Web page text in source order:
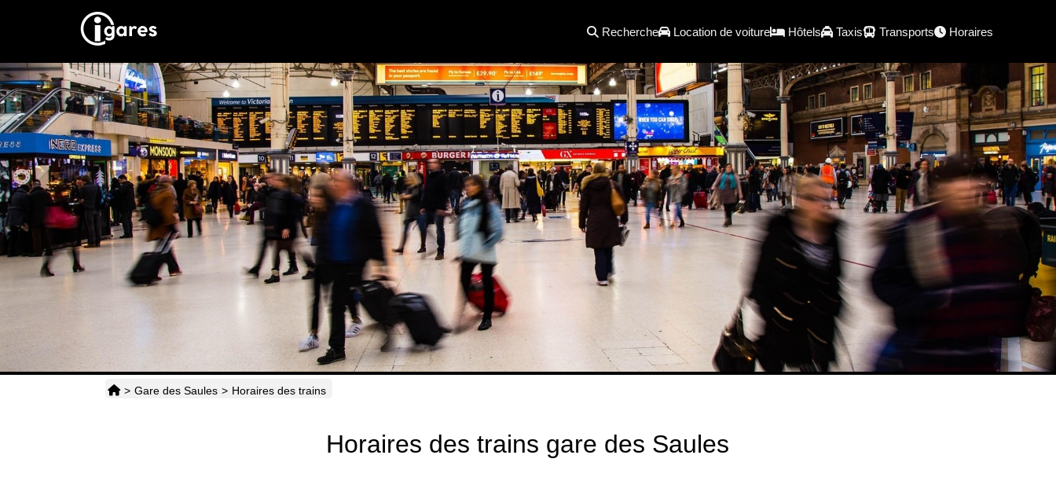
Recherche Location de voiture Hôtels Taxis Transports Horaires
> Gare des Saules > Horaires des trains
Horaires des trains gare des Saules